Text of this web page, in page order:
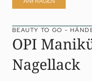
BEAUTY TO GO - HÄNDE
OPI
Nagellack